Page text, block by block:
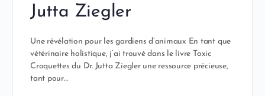
Jutta Ziegler
Une révélation pour les gardiens d’animaux En tant que
vétérinaire holistique, j’ai trouvé dans le livre Toxic
Croquettes du Dr. Jutta Ziegler une ressource précieuse,
tant pour…